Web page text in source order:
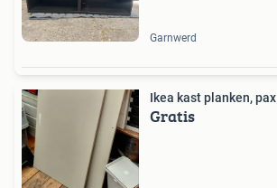
Garnwerd
Ikea kast planken, pax
Gratis